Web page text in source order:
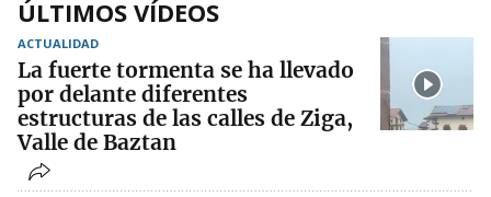
ÚLTIMOS VÍDEOS
ACTUALIDAD
La fuerte tormenta se ha llevado
por delante diferentes
estructuras de las calles de Ziga,
Valle de Baztan